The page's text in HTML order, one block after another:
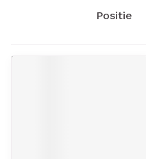
Sorteer op: